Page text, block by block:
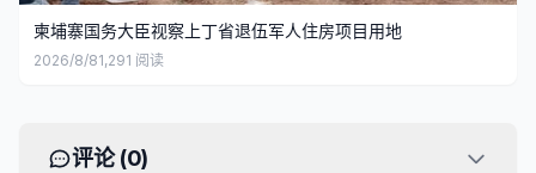
柬埔寨国务大臣视察上丁省退伍军人住房项目用地
2026/8/81,291 阅读
评论 (0)